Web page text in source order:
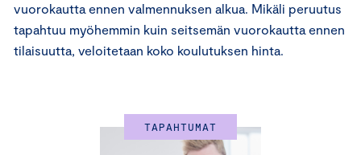
vuorokautta ennen valmennuksen alkua. Mikäli peruutus
tapahtuu myöhemmin kuin seitsemän vuorokautta ennen
tilaisuutta, veloitetaan koko koulutuksen hinta.
TAPAHTUMAT